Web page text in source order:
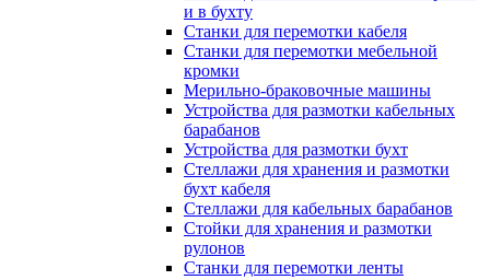
и в бухту
Станки для перемотки кабеля
Станки для перемотки мебельной
кромки
Мерильно-браковочные машины
Устройства для размотки кабельных
барабанов
Устройства для размотки бухт
Стеллажи для хранения и размотки
бухт кабеля
Стеллажи для кабельных барабанов
Стойки для хранения и размотки
рулонов
Станки для перемотки ленты